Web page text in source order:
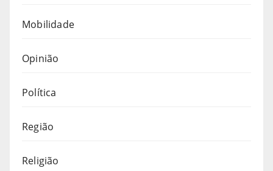
Mobilidade
Opinião
Política
Região
Religião